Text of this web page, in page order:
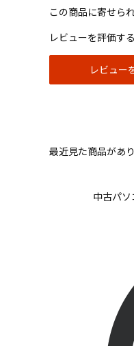
この商品に寄せら
レビューを評価す
レビュー
最近見た商品があ
中古パ